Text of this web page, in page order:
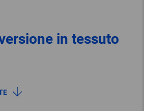
in tessuto